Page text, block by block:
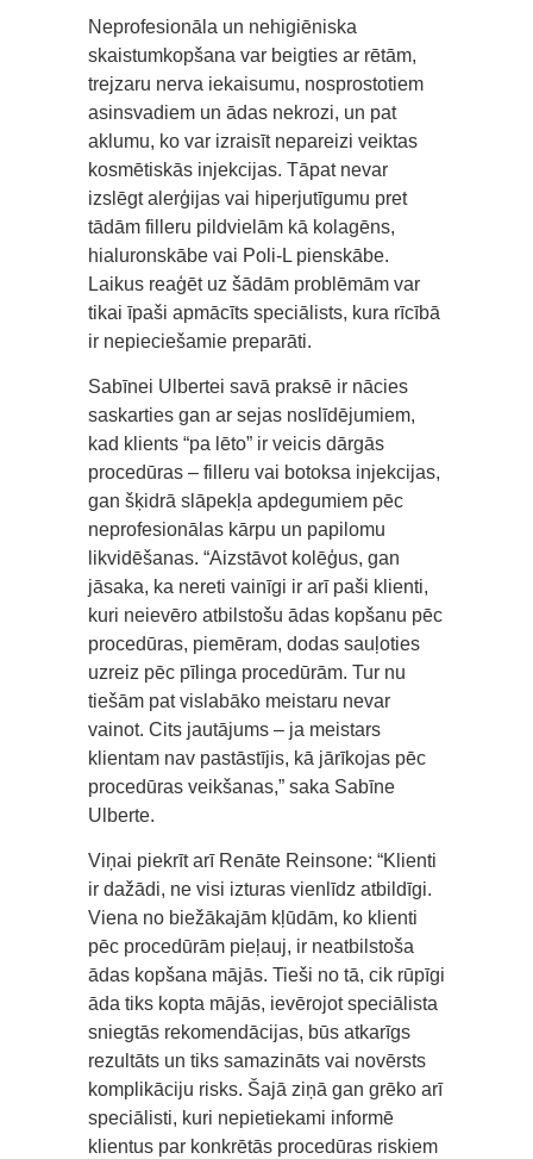
Neprofesionāla un nehigiēniska
skaistumkopšana var beigties ar rētām,
trejzaru nerva iekaisumu, nosprostotiem
asinsvadiem un ādas nekrozi, un pat
aklumu, ko var izraisīt nepareizi veiktas
kosmētiskās injekcijas. Tāpat nevar
izslēgt alerģijas vai hiperjutīgumu pret
tādām filleru pildvielām kā kolagēns,
hialuronskābe vai Poli-L pienskābe.
Laikus reaģēt uz šādām problēmām var
tikai īpaši apmācīts speciālists, kura rīcībā
ir nepieciešamie preparāti.
Sabīnei Ulbertei savā praksē ir nācies
saskarties gan ar sejas noslīdējumiem,
kad klients “pa lēto” ir veicis dārgās
procedūras – filleru vai botoksa injekcijas,
gan šķidrā slāpekļa apdegumiem pēc
neprofesionālas kārpu un papilomu
likvidēšanas. “Aizstāvot kolēģus, gan
jāsaka, ka nereti vainīgi ir arī paši klienti,
kuri neievēro atbilstošu ādas kopšanu pēc
procedūras, piemēram, dodas sauļoties
uzreiz pēc pīlinga procedūrām. Tur nu
tiešām pat vislabāko meistaru nevar
vainot. Cits jautājums – ja meistars
klientam nav pastāstījis, kā jārīkojas pēc
procedūras veikšanas,” saka Sabīne
Ulberte.
Viņai piekrīt arī Renāte Reinsone: “Klienti
ir dažādi, ne visi izturas vienlīdz atbildīgi.
Viena no biežākajām kļūdām, ko klienti
pēc procedūrām pieļauj, ir neatbilstoša
ādas kopšana mājās. Tieši no tā, cik rūpīgi
āda tiks kopta mājās, ievērojot speciālista
sniegtās rekomendācijas, būs atkarīgs
rezultāts un tiks samazināts vai novērsts
komplikāciju risks. Šajā ziņā gan grēko arī
speciālisti, kuri nepietiekami informē
klientus par konkrētās procedūras riskiem